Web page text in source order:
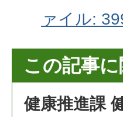
ァイル:
この記事
健康推進課